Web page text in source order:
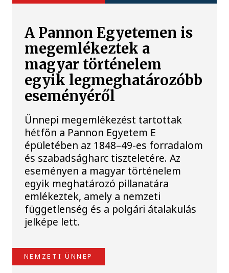
A Pannon Egyetemen is
megemlékeztek a
magyar történelem
egyik legmeghatározóbb
eseményéről
Ünnepi megemlékezést tartottak
hétfőn a Pannon Egyetem E
épületében az 1848–49-es forradalom
és szabadságharc tiszteletére. Az
eseményen a magyar történelem
egyik meghatározó pillanatára
emlékeztek, amely a nemzeti
függetlenség és a polgári átalakulás
jelképe lett.
NEMZETI ÜNNEP